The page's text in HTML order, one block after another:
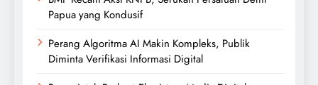
Papua yang Kondusif
Perang Algoritma AI Makin Kompleks, Publik
Diminta Verifikasi Informasi Digital